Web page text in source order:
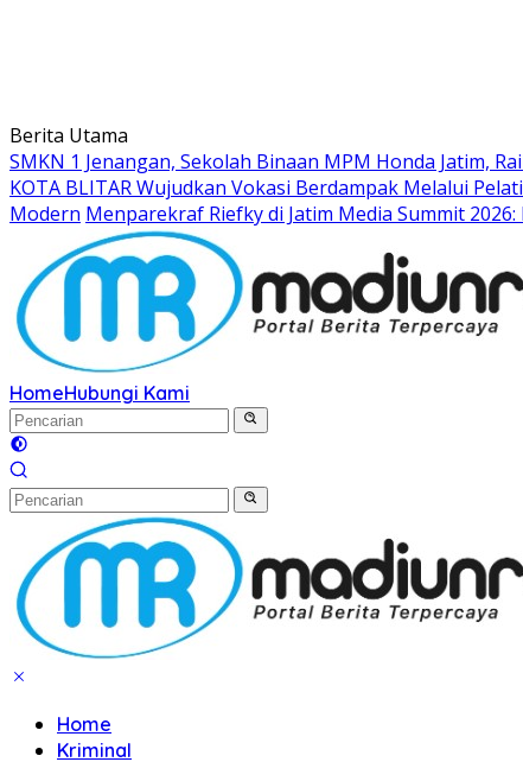
Berita Utama
SMKN 1 Jenangan, Sekolah Binaan MPM Honda Jatim,
KOTA BLITAR Wujudkan Vokasi Berdampak Melalui
Modern Menparekraf Riefky di Jatim Media Summit
HomeHubungi Kami
Home
Kriminal